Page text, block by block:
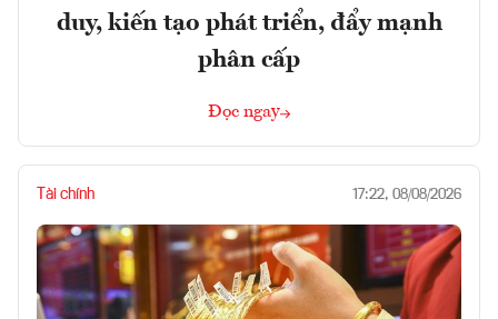
duy, kiến tạo phát triển, đẩy mạnh
phân cấp
Đọc ngay
Tài chính 17:22, 08/08/2026